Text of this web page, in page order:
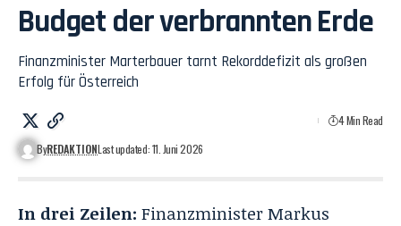
Budget der verbrannten Erde
Finanzminister Marterbauer tarnt Rekorddefizit als großen
Erfolg für Österreich
ByREDAKTIONLast updated: 11. Juni 2026
4 Min Read
In drei Zeilen: Finanzminister Markus